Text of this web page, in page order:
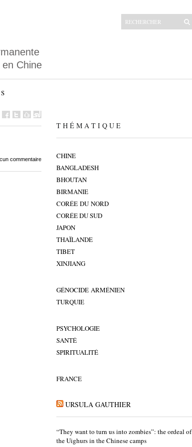
Chine
commentaire
T H É M A T I Q U E
CHINE
BANGLADESH
BHOUTAN
BIRMANIE
CORÉE DU NORD
CORÉE DU SUD
JAPON
THAÏLANDE
TIBET
XINJIANG
GÉNOCIDE ARMÉNIEN
TURQUIE
PSYCHOLOGIE
SANTÉ
SPIRITUALITÉ
FRANCE
URSULA GAUTHIER
“They want to turn us into zombies”: the ordeal of
the Uighurs in the Chinese camps